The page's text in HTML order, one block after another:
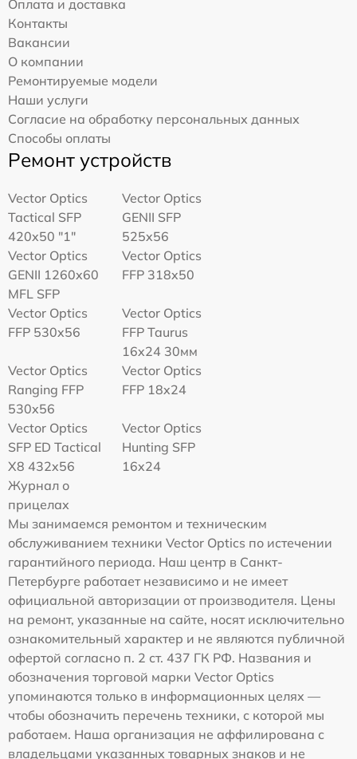
Оплата и доставка
Контакты
Вакансии
О компании
Ремонтируемые модели
Наши услуги
Согласие на обработку персональных данных
Способы оплаты
Ремонт устройств
Vector Optics
Tactical SFP
420x50 "1"
Vector Optics
GENII SFP
525x56
Vector Optics
GENII 1260x60
MFL SFP
Vector Optics
FFP 318x50
Vector Optics
FFP 530x56
Vector Optics
FFP Taurus
16x24 30мм
Vector Optics
Ranging FFP
530x56
Vector Optics
FFP 18x24
Vector Optics
SFP ED Tactical
X8 432x56
Vector Optics
Hunting SFP
16x24
Журнал о
прицелах
Мы занимаемся ремонтом и техническим
обслуживанием техники Vector Optics по истечении
гарантийного периода. Наш центр в Санкт-
Петербурге работает независимо и не имеет
официальной авторизации от производителя. Цены
на ремонт, указанные на сайте, носят исключительно
ознакомительный характер и не являются публичной
офертой согласно п. 2 ст. 437 ГК РФ. Названия и
обозначения торговой марки Vector Optics
упоминаются только в информационных целях —
чтобы обозначить перечень техники, с которой мы
работаем. Наша организация не аффилирована с
владельцами указанных товарных знаков и не